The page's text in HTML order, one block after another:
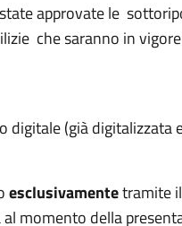
approvate le
che saranno in
digitale (già digitalizzata
esclusivamentetramite
momento della